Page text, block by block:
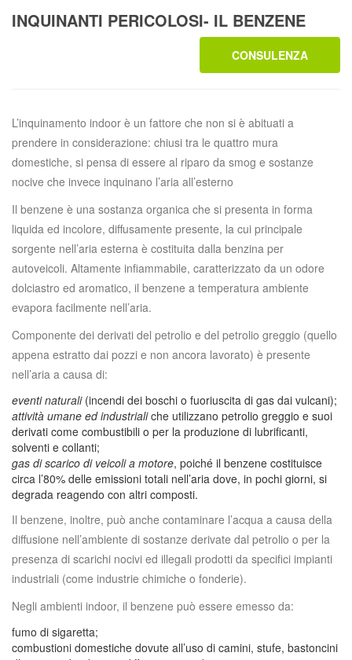
INQUINANTI PERICOLOSI- IL BENZENE
CONSULENZA
L’inquinamento indoor è un fattore che non si è abituati a
prendere in considerazione: chiusi tra le quattro mura
domestiche, si pensa di essere al riparo da smog e sostanze
nocive che invece inquinano l’aria all’esterno
Il benzene è una sostanza organica che si presenta in forma
liquida ed incolore, diffusamente presente, la cui principale
sorgente nell’aria esterna è costituita dalla benzina per
autoveicoli. Altamente infiammabile, caratterizzato da un odore
dolciastro ed aromatico, il benzene a temperatura ambiente
evapora facilmente nell’aria.
Componente dei derivati del petrolio e del petrolio greggio (quello
appena estratto dai pozzi e non ancora lavorato) è presente
nell’aria a causa di:
eventi naturali(incendi dei boschi o fuoriuscita di gas dai vulcani);
attività umane ed industrialiche utilizzano petrolio greggio e suoi
derivati come combustibili o per la produzione di lubrificanti,
solventi e collanti;
gas di scarico di veicoli a motore, poiché il benzene costituisce
circa l’80% delle emissioni totali nell’aria dove, in pochi giorni, si
degrada reagendo con altri composti.
Il benzene, inoltre, può anche contaminare l’acqua a causa della
diffusione nell’ambiente di sostanze derivate dal petrolio o per la
presenza di scarichi nocivi ed illegali prodotti da specifici impianti
industriali (come industrie chimiche o fonderie).
Negli ambienti indoor, il benzene può essere emesso da:
fumo di sigaretta;
combustioni domestiche dovute all’uso di camini, stufe, bastoncini